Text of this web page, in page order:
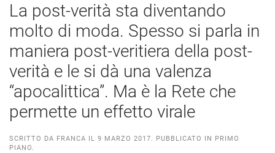
La post-verità sta diventando
molto di moda. Spesso si parla in
maniera post-veritiera della post-
verità e le si dà una valenza
“apocalittica”. Ma è la Rete che
permette un effetto virale
SCRITTO DA FRANCA IL 9 MARZO 2017. PUBBLICATO IN
PRIMO
PIANO.